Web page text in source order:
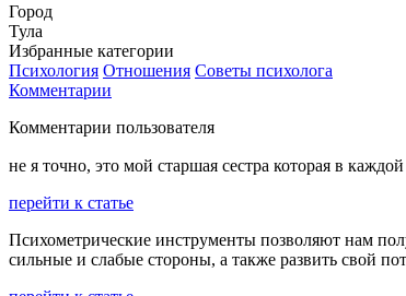
Город
Тула
Избранные категории
Психология Отношения Советы психолога
Комментарии
Комментарии пользователя
не я точно, это мой старшая сестра которая в
перейти к статье
Психометрические инструменты позволяют нам
сильные и слабые стороны, а также развить свой